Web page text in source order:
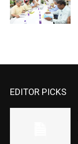
EDITOR PICKS